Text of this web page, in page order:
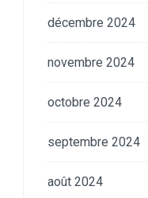
décembre 2024
novembre 2024
octobre 2024
septembre 2024
août 2024